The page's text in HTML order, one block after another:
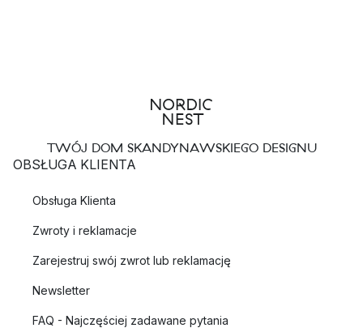
TWÓJ DOM SKANDYNAWSKIEGO DESIGNU
OBSŁUGA KLIENTA
Obsługa Klienta
Zwroty i reklamacje
Zarejestruj swój zwrot lub reklamację
Newsletter
FAQ - Najczęściej zadawane pytania